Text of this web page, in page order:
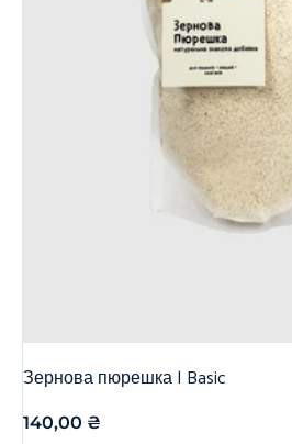
Зернова пюрешка | Basic
140,00 ₴